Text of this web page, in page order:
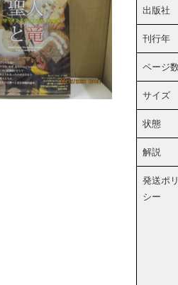
出版社
刊行年
ページ
サイズ
状態
解説
発送ポリ
シー